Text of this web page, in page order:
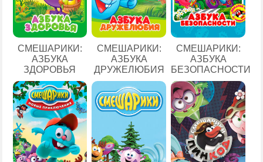
СМЕШАРИКИ:
АЗБУКА
ЗДОРОВЬЯ
СМЕШАРИКИ:
АЗБУКА
ДРУЖЕЛЮБИЯ
СМЕШАРИКИ:
АЗБУКА
БЕЗОПАСНОСТИ